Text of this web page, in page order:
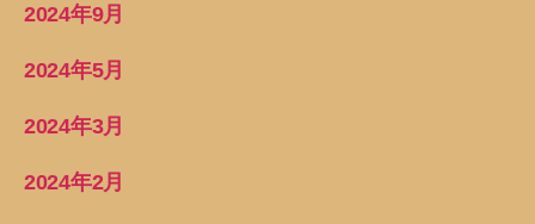
2024年9月
2024年5月
2024年3月
2024年2月